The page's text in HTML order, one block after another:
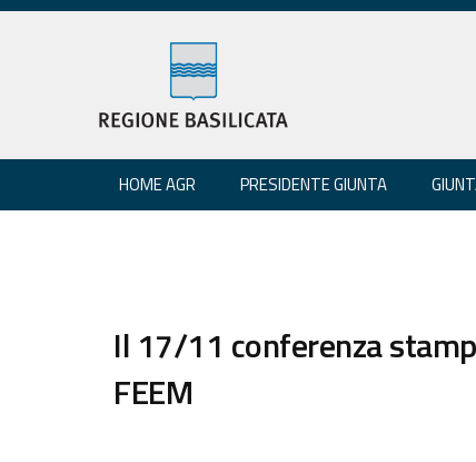
HOME AGR PRESIDENTE GIUNTA
Il 17/11 conferenza
FEEM